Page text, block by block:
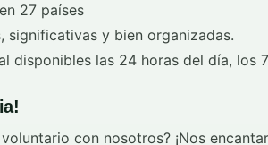
27 países
significativas y bien organizadas.
disponibles las 24 horas del día, los
con nosotros? ¡Nos